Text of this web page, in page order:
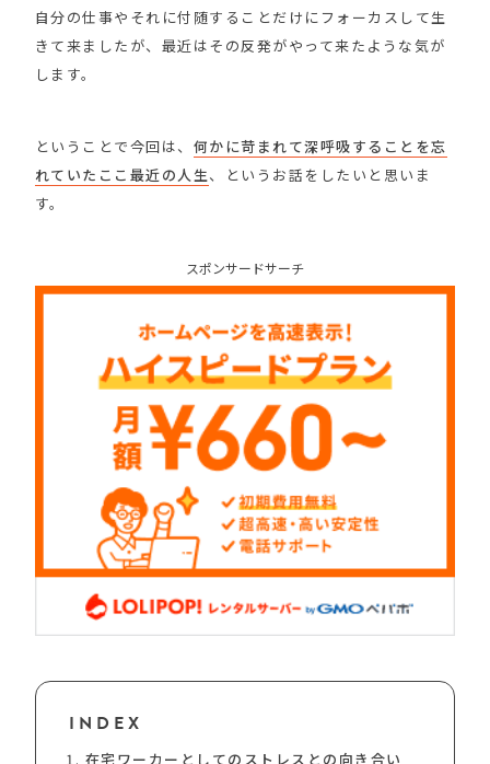
自分の仕事やそれに付随することだけにフォーカスして生
きて来ましたが、最近はその反発がやって来たような気が
します。
ということで今回は、 何かに苛まれて深呼吸することを忘
れていたここ最近の人生、というお話をしたいと思いま
す。
スポンサードサーチ
INDEX
在宅ワーカーとしてのストレスとの向き合い